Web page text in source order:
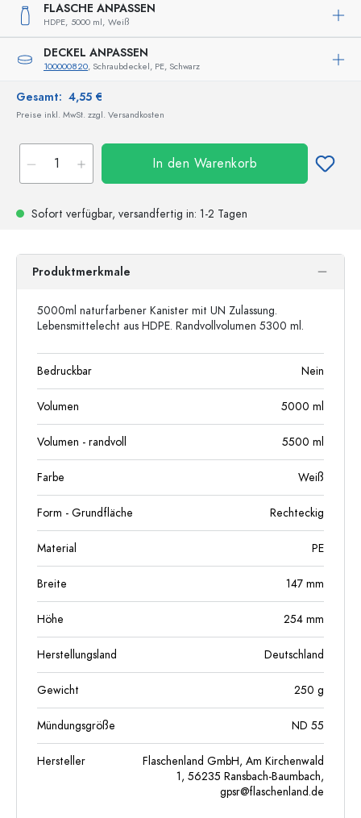
FLASCHE ANPASSEN
HDPE, 5000 ml, Weiß
DECKEL ANPASSEN
100000820, Schraubdeckel, PE, Schwarz
Gesamt: 4,55 €
Preise inkl. MwSt. zzgl. Versandkosten
In den Warenkorb
Sofort verfügbar, versandfertig in: 1-2 Tagen
Produktmerkmale
5000ml naturfarbener Kanister mit UN Zulassung.
Lebensmittelecht aus HDPE. Randvollvolumen 5300 ml.
Bedruckbar Nein
Volumen 5000 ml
Volumen - randvoll 5500 ml
Farbe Weiß
Form - Grundfläche Rechteckig
Material PE
Breite 147 mm
Höhe 254 mm
Herstellungsland Deutschland
Gewicht 250 g
Mündungsgröße ND 55
Hersteller
Flaschenland GmbH, Am Kirchenwald
1, 56235 Ransbach-Baumbach,
gpsr@flaschenland.de